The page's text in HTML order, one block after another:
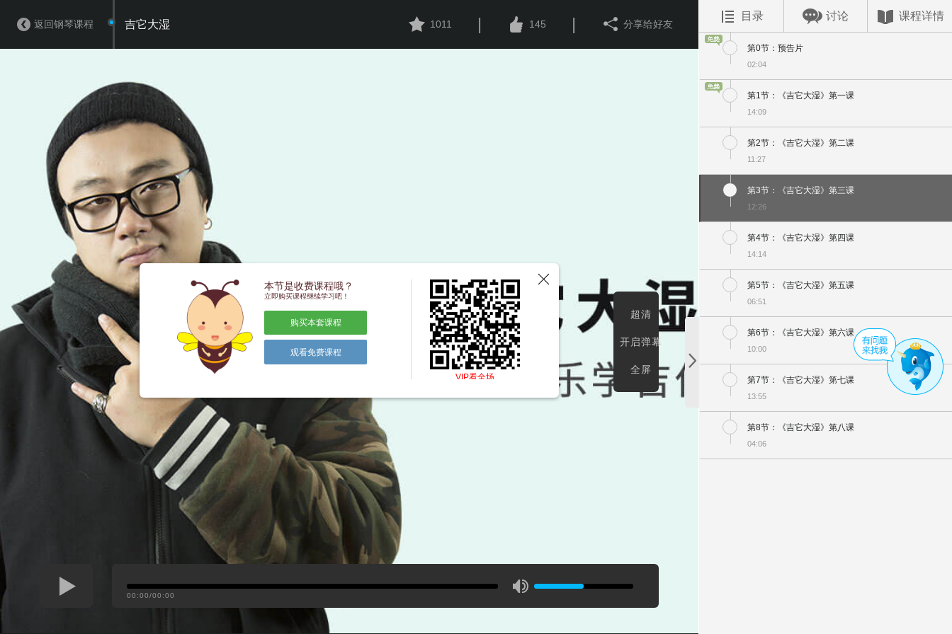
返回钢琴课程 吉它大湿 1011 | 145 | 分享给好友
00:00/00:00
超清
开启弹幕
全屏
本节是收费课程哦？
立即购买课程继续学习吧！
购买本套课程
观看免费课程
VIP看全场
目录 讨论 课程详情
第0节：预告片
02:04
第1节：《吉它大湿》第一课
14:09
第2节：《吉它大湿》第二课
11:27
第3节：《吉它大湿》第三课
12:26
第4节：《吉它大湿》第四课
14:14
第5节：《吉它大湿》第五课
06:51
第6节：《吉它大湿》第六课
10:00
第7节：《吉它大湿》第七课
13:55
第8节：《吉它大湿》第八课
04:06